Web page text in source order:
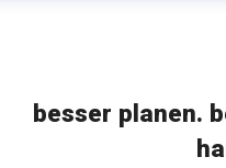
besser planen.